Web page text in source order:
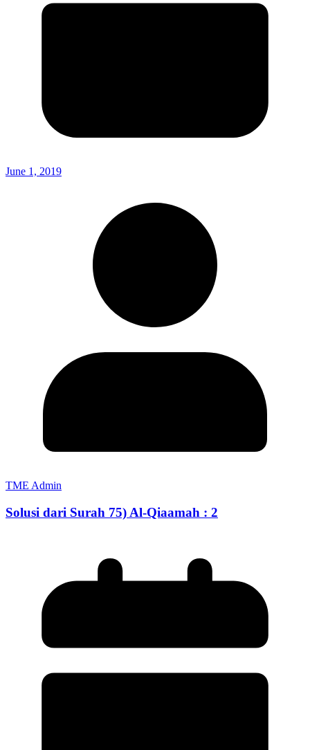
June 1, 2019
TME Admin
Solusi dari Surah 75) Al-Qiaamah : 2